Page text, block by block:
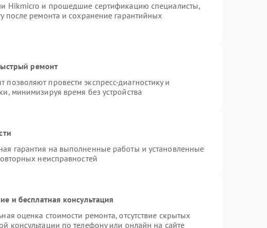
Hikmicro и прошедшие сертификацию специалисты,
после ремонта и сохранение гарантийных
ремонт
провести экспресс-диагностику и
минимизируя время без устройства
гарантия на выполненные работы и установленные
неисправностей
и бесплатная консультация
оценка стоимости ремонта, отсутствие скрытых
консультации по телефону или онлайн на сайте